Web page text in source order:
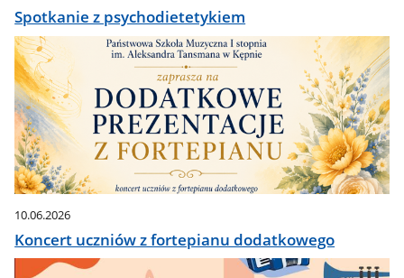
Spotkanie z psychodietetykiem
10.06.2026
Koncert uczniów z fortepianu dodatkowego